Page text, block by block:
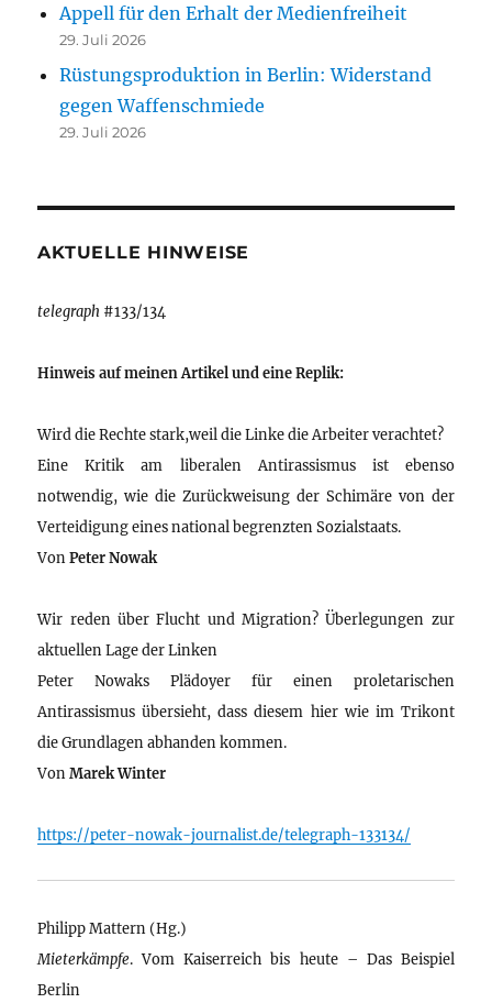
Appell für den Erhalt der Medienfreiheit
29. Juli 2026
Rüstungsproduktion in Berlin: Widerstand
gegen Waffenschmiede
29. Juli 2026
AKTUELLE HINWEISE
telegraph #133/134
Hinweis auf meinen Artikel und eine Replik:
Wird die Rechte stark,weil die Linke die Arbeiter verachtet?
Eine Kritik am liberalen Antirassismus ist ebenso
notwendig, wie die Zurückweisung der Schimäre von der
Verteidigung eines national begrenzten Sozialstaats.
VonPeter Nowak
Wir reden über Flucht und Migration? Überlegungen zur
aktuellen Lage der Linken
Peter Nowaks Plädoyer für einen proletarischen
Antirassismus übersieht, dass diesem hier wie im Trikont
die Grundlagen abhanden kommen.
VonMarek Winter
https://peter-nowak-journalist.de/telegraph-133134/
Philipp Mattern (Hg.)
Mieterkämpfe. Vom Kaiserreich bis heute – Das Beispiel
Berlin